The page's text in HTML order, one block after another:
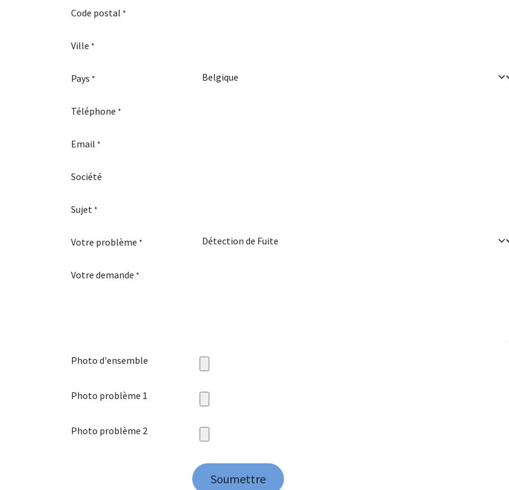
Code postal *
Ville *
Pays *
Téléphone *
Email *
Société
Sujet *
Votre problème *
Votre demande *
Photo d'ensemble
Photo problème 1
Photo problème 2
Soumettre